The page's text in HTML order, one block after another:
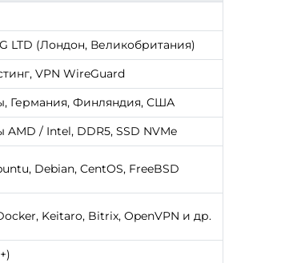
LTD (Лондон, Великобритания)
VPN WireGuard
Германия, Финляндия, США
/ Intel, DDR5, SSD NVMe
Debian, CentOS, FreeBSD
Keitaro, Bitrix, OpenVPN и др.